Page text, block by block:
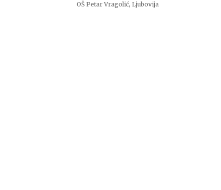
OŠ Petar Vragolić, Ljubovija